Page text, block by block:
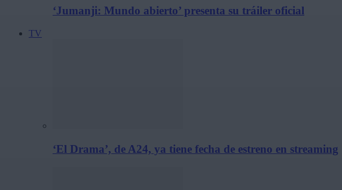
‘Jumanji: Mundo abierto’ presenta su tráiler oficial
TV
‘El Drama’, de A24, ya tiene fecha de estreno en streaming